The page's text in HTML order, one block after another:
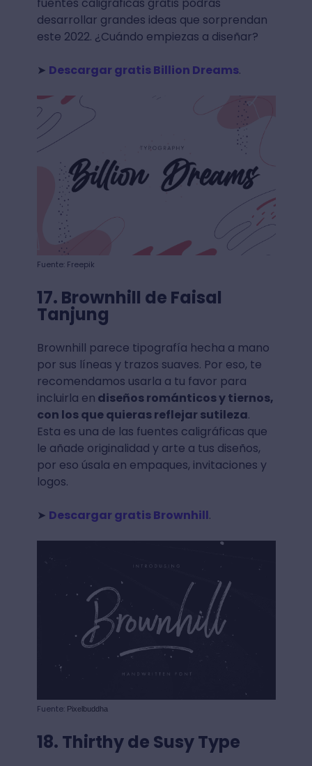
fuentes caligráficas gratis podrás
desarrollar grandes ideas que sorprendan
este 2022. ¿Cuándo empiezas a diseñar?
➤ Descargar gratis Billion Dreams.
Fuente: Freepik
17. Brownhill de Faisal
Tanjung
Brownhill parece tipografía hecha a mano
por sus líneas y trazos suaves. Por eso, te
recomendamos usarla a tu favor para
incluirla en diseños románticos y tiernos,
con los que quieras reflejar sutileza.
Esta es una de las fuentes caligráficas que
le añade originalidad y arte a tus diseños,
por eso úsala en empaques, invitaciones y
logos.
➤ Descargar gratis Brownhill.
Fuente: Pixelbuddha
18. Thirthy de Susy Type